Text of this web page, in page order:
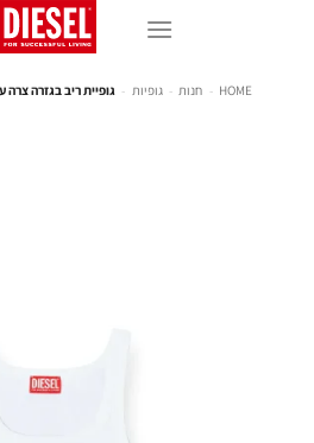
HOME
- חנות - גופיות - גופיית ריב בגזרה צרה